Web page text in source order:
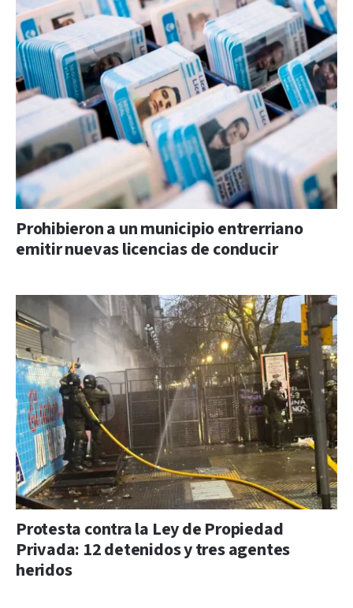
Prohibieron a un municipio entrerriano
emitir nuevas licencias de conducir
Protesta contra la Ley de Propiedad
Privada: 12 detenidos y tres agentes
heridos